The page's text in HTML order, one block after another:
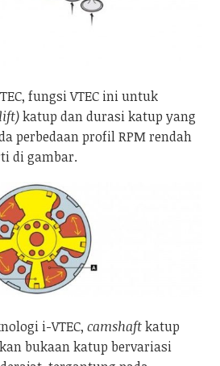
fungsi VTEC ini untuk
katup dan durasi katup yang
perbedaan profil RPM rendah
di gambar.
i-VTEC,camshaftkatup
bukaan katup bervariasi